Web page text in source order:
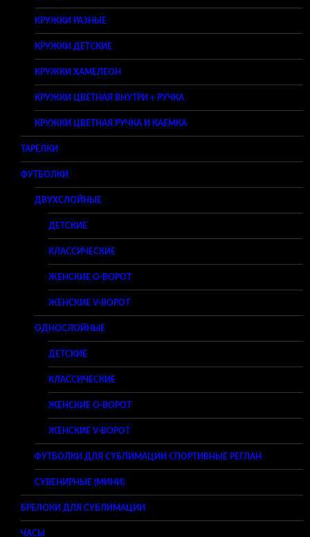
КРУЖКИ РАЗНЫЕ
КРУЖКИ ДЕТСКИЕ
КРУЖКИ ХАМЕЛЕОН
КРУЖКИ ЦВЕТНАЯ ВНУТРИ + РУЧКА
КРУЖКИ ЦВЕТНАЯ РУЧКА И КАЕМКА
ТАРЕЛКИ
ФУТБОЛКИ
ДВУХСЛОЙНЫЕ
ДЕТСКИЕ
КЛАССИЧЕСКИЕ
ЖЕНСКИЕ O-ВОРОТ
ЖЕНСКИЕ V-ВОРОТ
ОДНОСЛОЙНЫЕ
ДЕТСКИЕ
КЛАССИЧЕСКИЕ
ЖЕНСКИЕ O-ВОРОТ
ЖЕНСКИЕ V-ВОРОТ
ФУТБОЛКИ ДЛЯ СУБЛИМАЦИИ СПОРТИВНЫЕ РЕГЛАН
СУВЕНИРНЫЕ (МИНИ)
БРЕЛОКИ ДЛЯ СУБЛИМАЦИИ
ЧАСЫ